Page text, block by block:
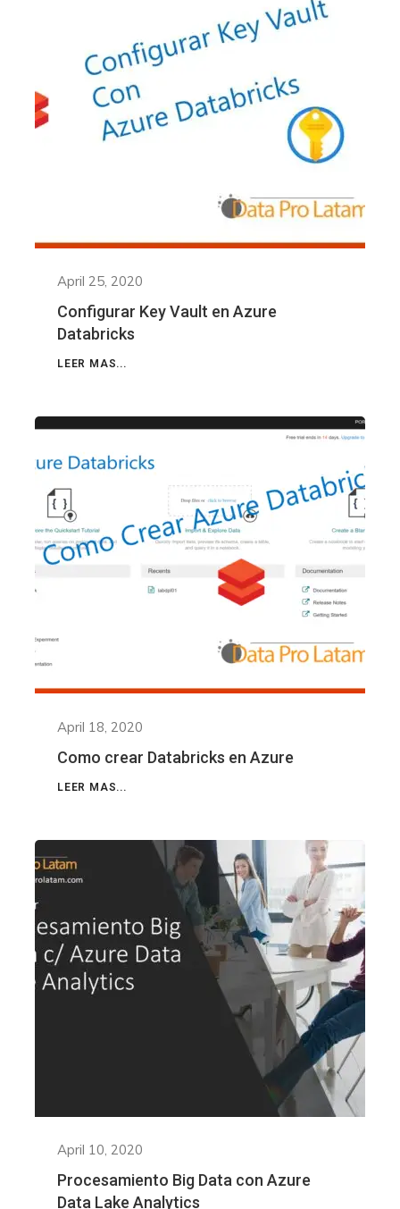
April 25, 2020
Configurar Key Vault en Azure
Databricks
LEER MAS...
April 18, 2020
Como crear Databricks en Azure
LEER MAS...
April 10, 2020
Procesamiento Big Data con Azure
Data Lake Analytics